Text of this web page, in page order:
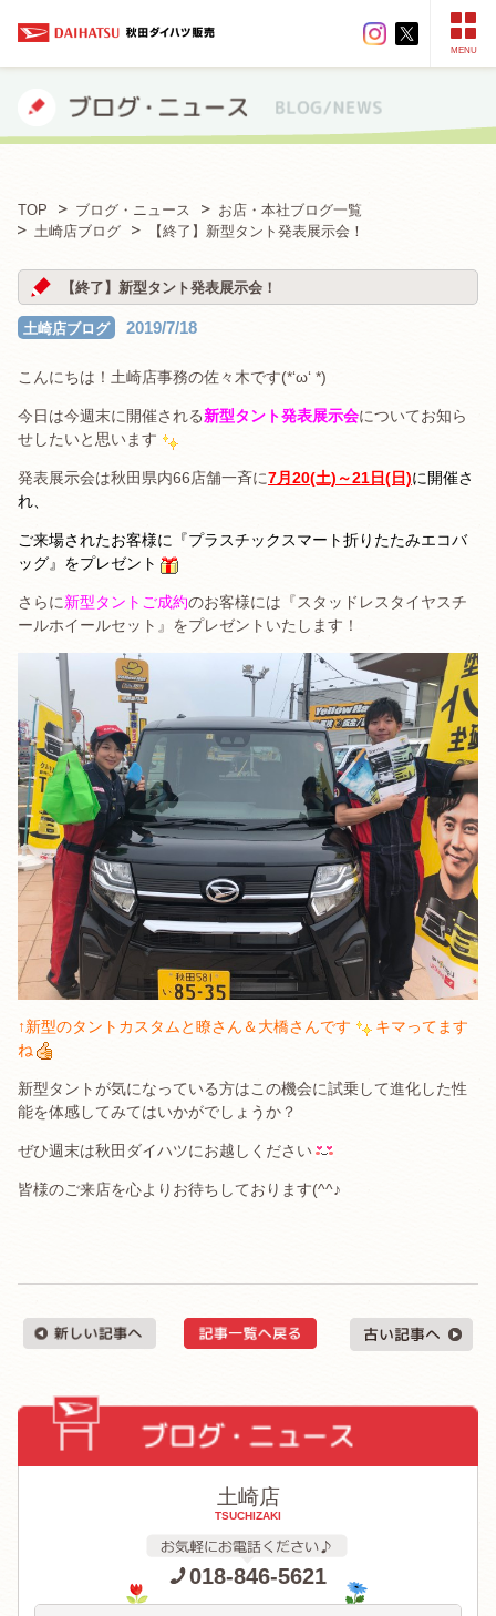
MENU
TOP ブログ・ニュース
お店・本社ブログ一覧
土崎店ブログ
【終了】新型タント発表展示会！
【終了】新型タント発表展示会！
土崎店ブログ 2019/7/18
こんにちは！土崎店事務の佐々木です(*‘ω‘ *)
今日は今週末に開催される新型タント発表展示会についてお知ら
せしたいと思います
発表展示会は秋田県内66店舗一斉に7月20(土)～21日(日)に開催さ
れ、
ご来場されたお客様に『プラスチックスマート折りたたみエコバ
ッグ』をプレゼント
さらに新型タントご成約のお客様には『スタッドレスタイヤスチ
ールホイールセット』をプレゼントいたします！
↑新型のタントカスタムと瞭さん＆大橋さんです
キマってます
ね
新型タントが気になっている方はこの機会に試乗して進化した性
能を体感してみてはいかがでしょうか？
ぜひ週末は秋田ダイハツにお越しください
皆様のご来店を心よりお待ちしております(^^♪
土崎店
TSUCHIZAKI
018-846-5621